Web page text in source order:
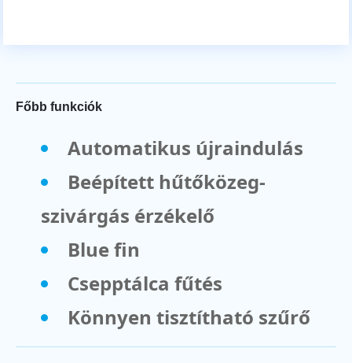
Főbb funkciók
Automatikus újraindulás
Beépített hűtőközeg-
szivárgás érzékelő
Blue fin
Csepptálca fűtés
Könnyen tisztítható szűrő